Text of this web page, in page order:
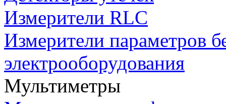
Измерители RLC
Измерители параметров
электрооборудования
Мультиметры